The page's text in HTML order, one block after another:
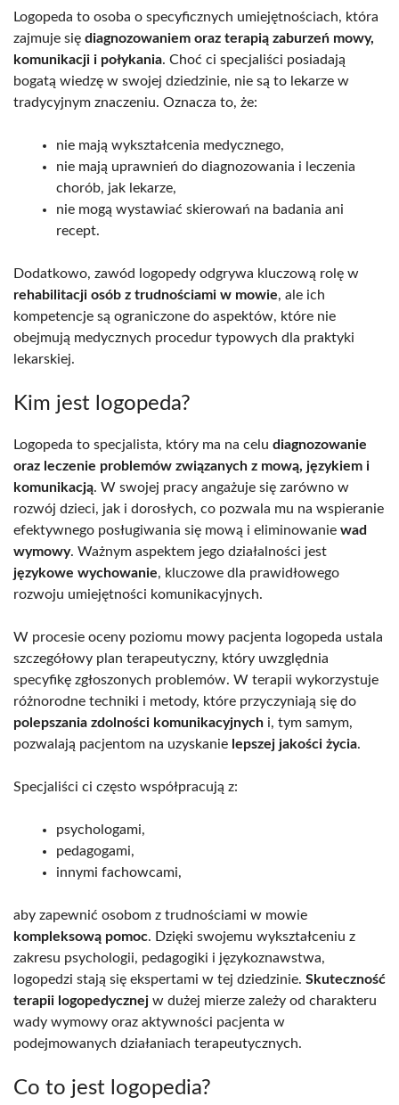
Logopeda to osoba o specyficznych umiejętnościach, która
zajmuje się diagnozowaniem oraz terapią zaburzeń mowy,
komunikacji i połykania. Choć ci specjaliści posiadają
bogatą wiedzę w swojej dziedzinie, nie są to lekarze w
tradycyjnym znaczeniu. Oznacza to, że:
nie mają wykształcenia medycznego,
nie mają uprawnień do diagnozowania i leczenia
chorób, jak lekarze,
nie mogą wystawiać skierowań na badania ani
recept.
Dodatkowo, zawód logopedy odgrywa kluczową rolę w
rehabilitacji osób z trudnościami w mowie, ale ich
kompetencje są ograniczone do aspektów, które nie
obejmują medycznych procedur typowych dla praktyki
lekarskiej.
Kim jest logopeda?
Logopeda to specjalista, który ma na celu diagnozowanie
oraz leczenie problemów związanych z mową, językiem i
komunikacją. W swojej pracy angażuje się zarówno w
rozwój dzieci, jak i dorosłych, co pozwala mu na wspieranie
efektywnego posługiwania się mową i eliminowanie wad
wymowy. Ważnym aspektem jego działalności jest
językowe wychowanie, kluczowe dla prawidłowego
rozwoju umiejętności komunikacyjnych.
W procesie oceny poziomu mowy pacjenta logopeda ustala
szczegółowy plan terapeutyczny, który uwzględnia
specyfikę zgłoszonych problemów. W terapii wykorzystuje
różnorodne techniki i metody, które przyczyniają się do
polepszania zdolności komunikacyjnych i, tym samym,
pozwalają pacjentom na uzyskanie lepszej jakości życia.
Specjaliści ci często współpracują z:
psychologami,
pedagogami,
innymi fachowcami,
aby zapewnić osobom z trudnościami w mowie
kompleksową pomoc. Dzięki swojemu wykształceniu z
zakresu psychologii, pedagogiki i językoznawstwa,
logopedzi stają się ekspertami w tej dziedzinie. Skuteczność
terapii logopedycznej w dużej mierze zależy od charakteru
wady wymowy oraz aktywności pacjenta w
podejmowanych działaniach terapeutycznych.
Co to jest logopedia?